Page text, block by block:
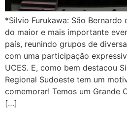
*Silvio Furukawa: São
do maior e mais importante
país, reunindo grupos de
com uma participação
UCES. E, como bem destacou
Regional Sudoeste tem um
comemorar! Temos um Grande
[…]